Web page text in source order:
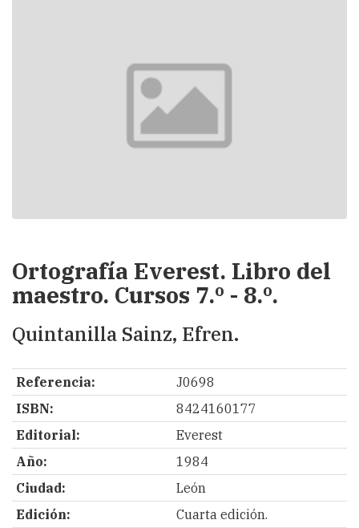
Ortografía Everest. Libro del
maestro. Cursos 7.º - 8.º.
Quintanilla Sainz, Efren.
Referencia:
J0698
ISBN:
8424160177
Editorial:
Everest
Año:
1984
Ciudad:
León
Edición:
Cuarta edición.